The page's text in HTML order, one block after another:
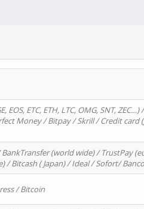
ETC, ETH, LTC, OMG, SNT, ZEC…)
Money / Bitpay / Skrill / Credit card
(world wide) / TrustPay
/ Bitcash ( Japan) / Ideal / Sofort/
/ Bitcoin